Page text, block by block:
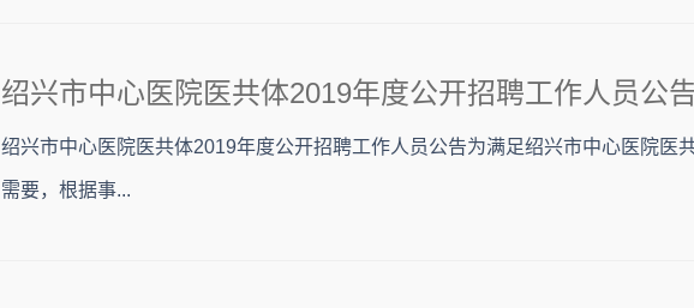
绍兴市中心医院医共体2019年度公开招聘工作人员公
绍兴市中心医院医共体2019年度公开招聘工作人员公告为满足绍兴市中心医院医
需要，根据事...